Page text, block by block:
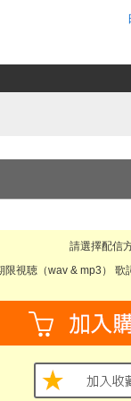
請選擇配信
限視聴（wav & mp3） 歌